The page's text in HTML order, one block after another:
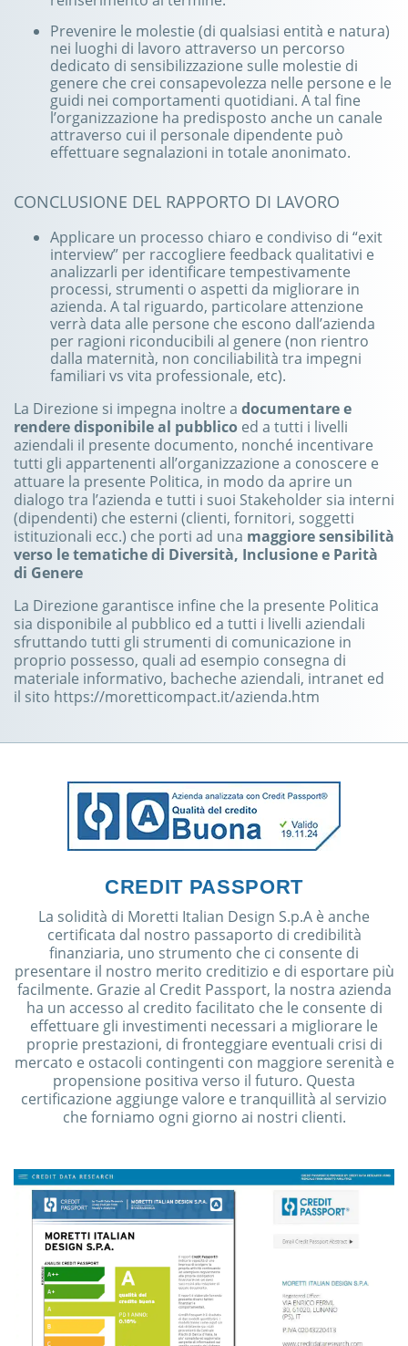
Prevenire le molestie (di qualsiasi entità e natura)
nei luoghi di lavoro attraverso un percorso
dedicato di sensibilizzazione sulle molestie di
genere che crei consapevolezza nelle persone e le
guidi nei comportamenti quotidiani. A tal fine
l’organizzazione ha predisposto anche un canale
attraverso cui il personale dipendente può
effettuare segnalazioni in totale anonimato.
CONCLUSIONE DEL RAPPORTO DI LAVORO
Applicare un processo chiaro e condiviso di “exit
interview” per raccogliere feedback qualitativi e
analizzarli per identificare tempestivamente
processi, strumenti o aspetti da migliorare in
azienda. A tal riguardo, particolare attenzione
verrà data alle persone che escono dall’azienda
per ragioni riconducibili al genere (non rientro
dalla maternità, non conciliabilità tra impegni
familiari vs vita professionale, etc).
La Direzione si impegna inoltre a documentare e
rendere disponibile al pubblico ed a tutti i livelli
aziendali il presente documento, nonché incentivare
tutti gli appartenenti all’organizzazione a conoscere e
attuare la presente Politica, in modo da aprire un
dialogo tra l’azienda e tutti i suoi Stakeholder sia interni
(dipendenti) che esterni (clienti, fornitori, soggetti
istituzionali ecc.) che porti ad una maggiore sensibilità
verso le tematiche di Diversità, Inclusione e Parità
di Genere
La Direzione garantisce infine che la presente Politica
sia disponibile al pubblico ed a tutti i livelli aziendali
sfruttando tutti gli strumenti di comunicazione in
proprio possesso, quali ad esempio consegna di
materiale informativo, bacheche aziendali, intranet ed
il sito https://moretticompact.it/azienda.htm
CREDIT PASSPORT
La solidità di Moretti Italian Design S.p.A è anche
certificata dal nostro passaporto di credibilità
finanziaria, uno strumento che ci consente di
presentare il nostro merito creditizio e di esportare più
facilmente. Grazie al Credit Passport, la nostra azienda
ha un accesso al credito facilitato che le consente di
effettuare gli investimenti necessari a migliorare le
proprie prestazioni, di fronteggiare eventuali crisi di
mercato e ostacoli contingenti con maggiore serenità e
propensione positiva verso il futuro. Questa
certificazione aggiunge valore e tranquillità al servizio
che forniamo ogni giorno ai nostri clienti.